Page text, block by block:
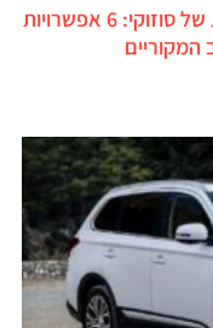
הוצג הסדר פשרה בפרשת ההיברידיות של סוזוקי: 6 אפשרויות